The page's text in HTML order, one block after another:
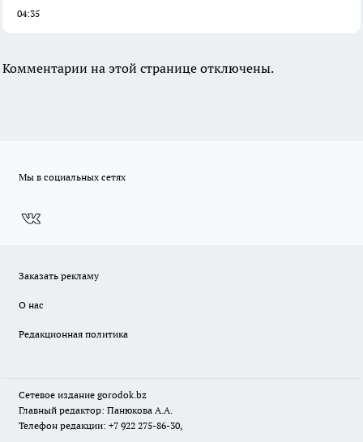
04:35
Комментарии на этой странице отключены.
Мы в социальных сетях
Заказать рекламу
О нас
Редакционная политика
Сетевое издание gorodok.bz
Главный редактор: Панюкова А.А.
Телефон редакции: +7 922 275-86-30,